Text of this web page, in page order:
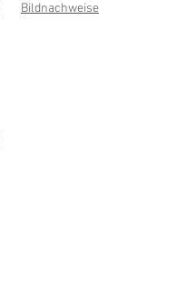
Bildnachweise